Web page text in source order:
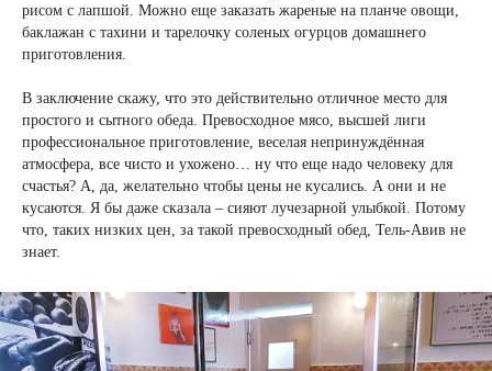
рисом с лапшой. Можно еще заказать жареные на планче овощи,
баклажан с тахини и тарелочку соленых огурцов домашнего
приготовления.
В заключение скажу, что это действительно отличное место для
простого и сытного обеда. Превосходное мясо, высшей лиги
профессиональное приготовление, веселая непринуждённая
атмосфера, все чисто и ухожено… ну что еще надо человеку для
счастья? А, да, желательно чтобы цены не кусались. А они и не
кусаются. Я бы даже сказала – сияют лучезарной улыбкой. Потому
что, таких низких цен, за такой превосходный обед, Тель-Авив не
знает.